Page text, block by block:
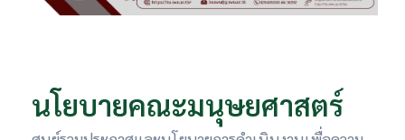
นโยบายคณะมนุษยศาสตร์